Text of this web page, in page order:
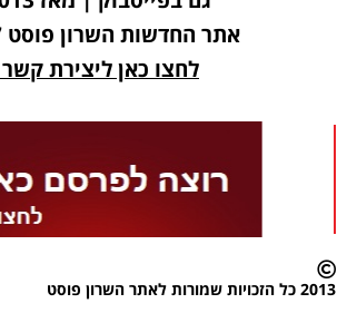
אתר החדשות השרון פוסט 24/7
לחצו כאן ליצירת קשר
2013 כל הזכויות שמורות לאתר השרון פוסט